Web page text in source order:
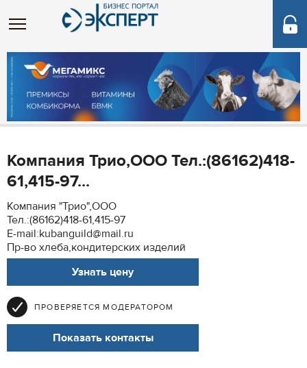
Компания Трио,ООО Тел.:(86162)418-
61,415-97...
Компания "Трио",ООО
Тел.:(86162)418-61,415-97
E-mail:kubanguild@mail.ru
Пр-во хлеба,кондитерских изделий
Узнать цену
ПРОВЕРЯЕТСЯ МОДЕРАТОРОМ
Показать контакты